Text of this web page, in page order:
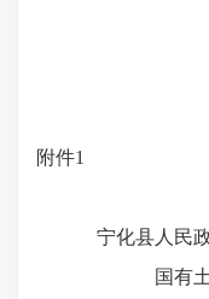
附件1
宁化县人民
国有